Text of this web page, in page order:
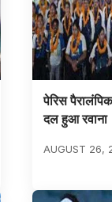
पेरिस
दल हुआ रवाना
AUGUST 26,